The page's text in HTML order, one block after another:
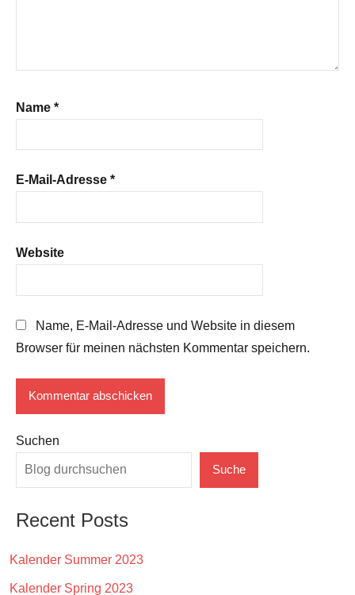
Name *
E-Mail-Adresse *
Website
Name, E-Mail-Adresse und Website in diesem
Browser für meinen nächsten Kommentar speichern.
Suchen
Suche
Recent Posts
Kalender Summer 2023
Kalender Spring 2023